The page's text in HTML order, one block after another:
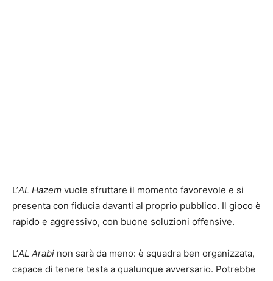
L’AL Hazem vuole sfruttare il momento favorevole e si
presenta con fiducia davanti al proprio pubblico. Il gioco è
rapido e aggressivo, con buone soluzioni offensive.
L’AL Arabi non sarà da meno: è squadra ben organizzata,
capace di tenere testa a qualunque avversario. Potrebbe